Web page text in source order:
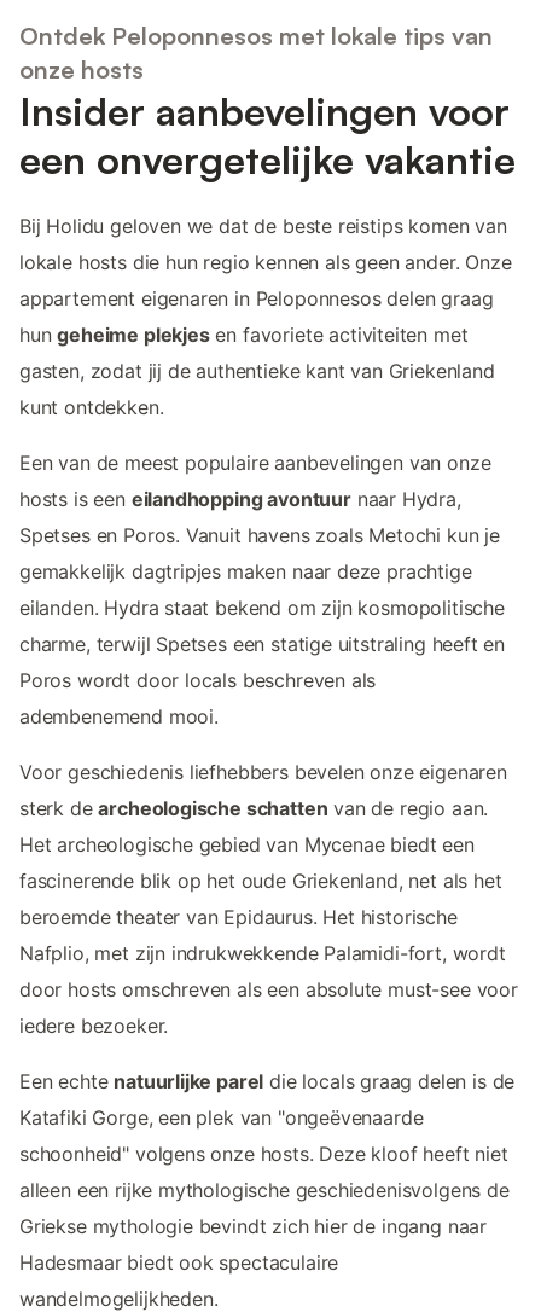
Ontdek Peloponnesos met lokale tips van
onze hosts
Insider aanbevelingen voor
een onvergetelijke vakantie
Bij Holidu geloven we dat de beste reistips komen van
lokale hosts die hun regio kennen als geen ander. Onze
appartement eigenaren in Peloponnesos delen graag
hungeheime plekjesen favoriete activiteiten met
gasten, zodat jij de authentieke kant van Griekenland
kunt ontdekken.
Een van de meest populaire aanbevelingen van onze
hosts is een eilandhopping avontuurnaar Hydra,
Spetses en Poros. Vanuit havens zoals Metochi kun je
gemakkelijk dagtripjes maken naar deze prachtige
eilanden. Hydra staat bekend om zijn kosmopolitische
charme, terwijl Spetses een statige uitstraling heeft en
Poros wordt door locals beschreven als
adembenemend mooi.
Voor geschiedenis liefhebbers bevelen onze eigenaren
sterk dearcheologische schatten van de regio aan.
Het archeologische gebied van Mycenae biedt een
fascinerende blik op het oude Griekenland, net als het
beroemde theater van Epidaurus. Het historische
Nafplio, met zijn indrukwekkende Palamidi-fort, wordt
door hosts omschreven als een absolute must-see voor
iedere bezoeker.
Een echte natuurlijke parel die locals graag delen is de
Katafiki Gorge, een plek van "ongeëvenaarde
schoonheid" volgens onze hosts. Deze kloof heeft niet
alleen een rijke mythologische geschiedenisvolgens de
Griekse mythologie bevindt zich hier de ingang naar
Hadesmaar biedt ook spectaculaire
wandelmogelijkheden.